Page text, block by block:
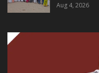
Aug 4, 2026